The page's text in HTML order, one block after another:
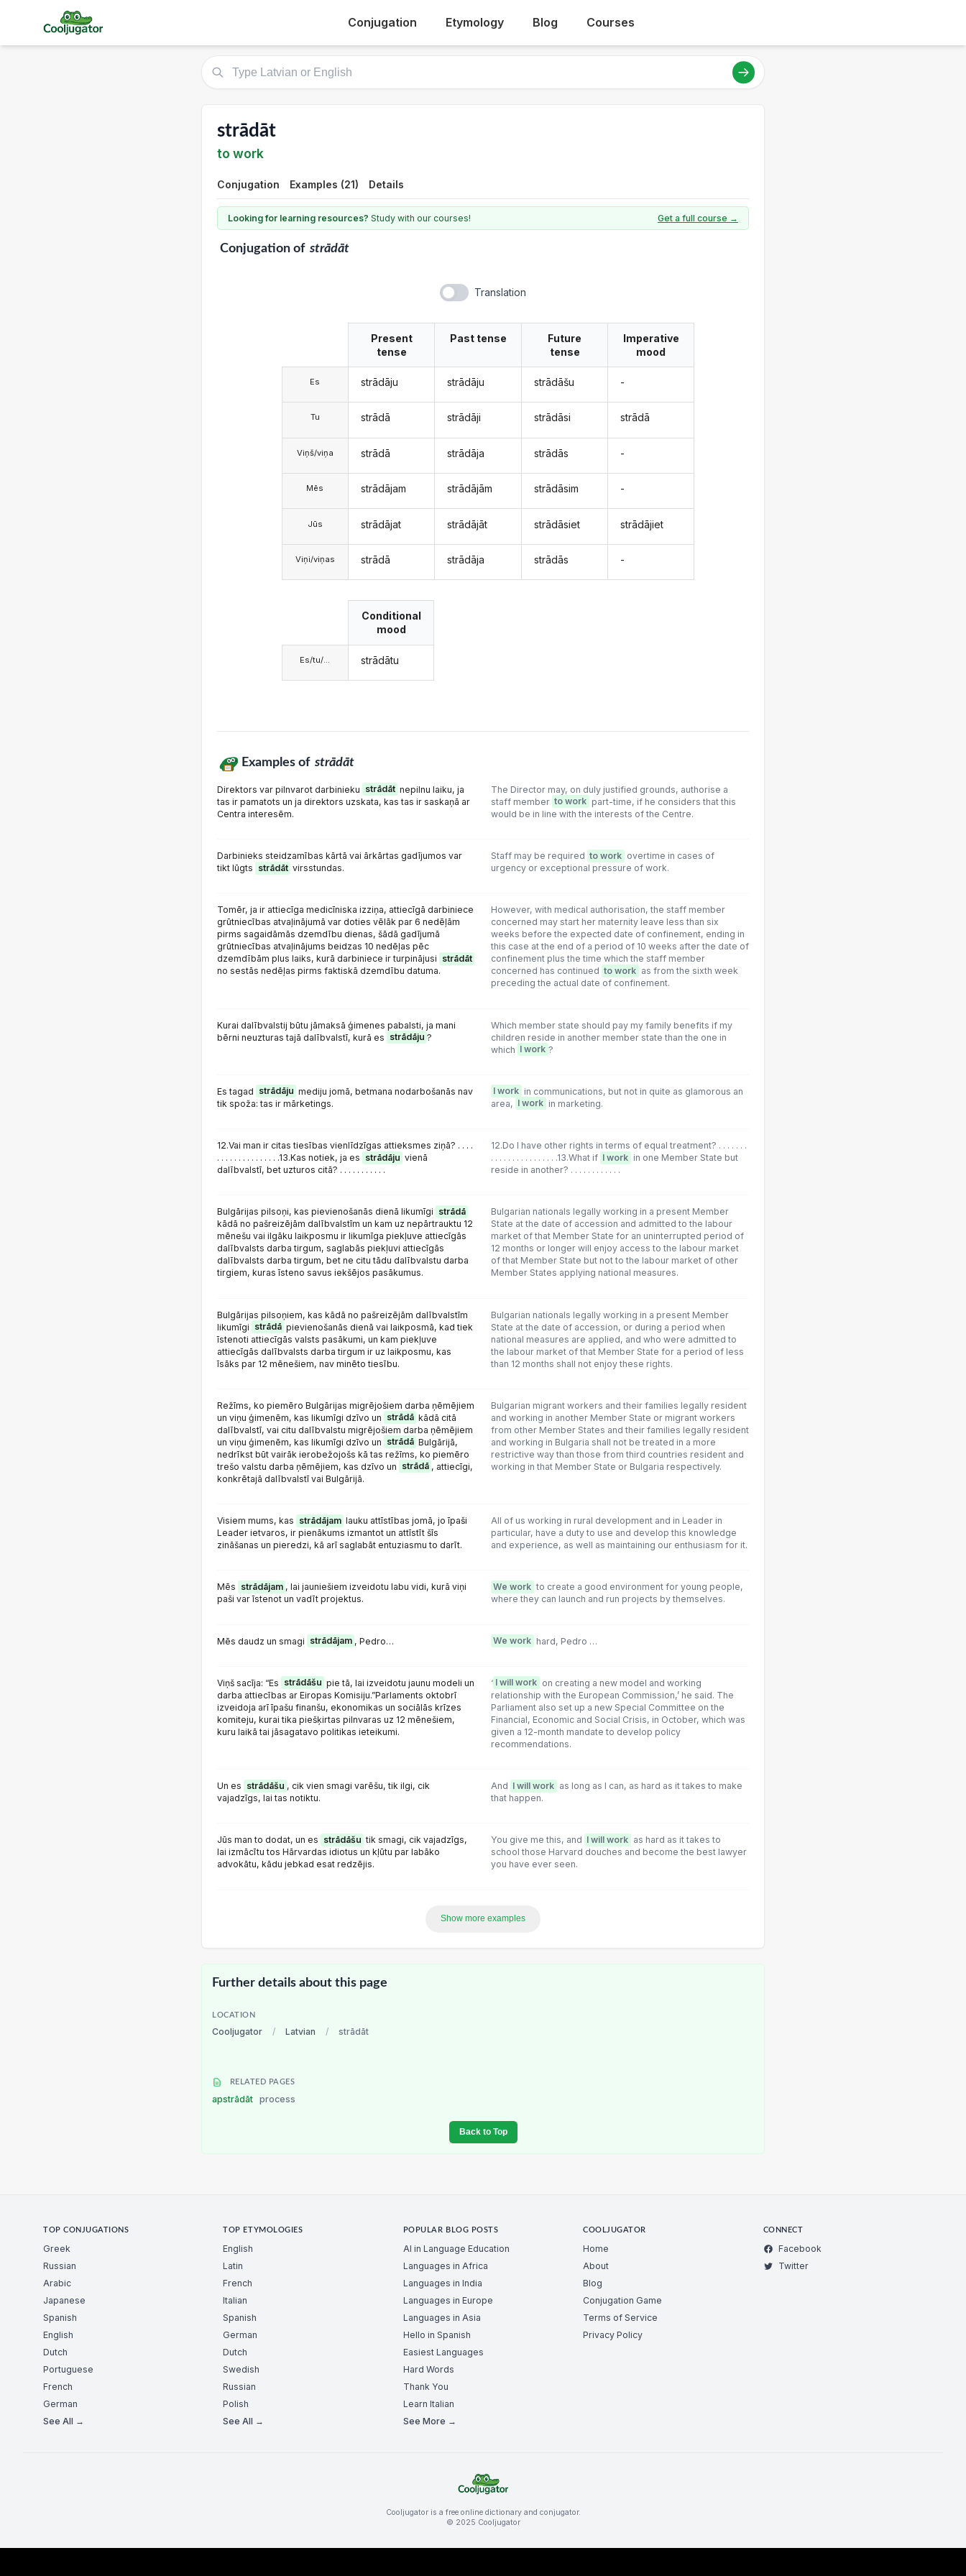
Conjugation Etymology Blog Courses
strādāt
to work
Conjugation Examples (21) Details
Looking for learning resources? Study with our courses! Get a full course →
Conjugationof strādāt
Translation
Es
Tu
Viņš/viņa
Mēs
Jūs
Viņi/viņas
Present
tense
strādāju
strādā
strādā
strādājam
strādājat
strādā
Past tense
strādāju
strādāji
strādāja
strādājām
strādājāt
strādāja
Future
tense
strādāšu
strādāsi
strādās
strādāsim
strādāsiet
strādās
Imperative
mood
-
strādā
-
-
strādājiet
-
Es/tu/...
Conditional
mood
strādātu
Examples of strādāt
Direktors var pilnvarot darbinieku strādāt nepilnu laiku, ja
tas ir pamatots un ja direktors uzskata, kas tas ir saskaņā ar
Centra interesēm.
The Director may, on duly justified grounds, authorise a
staff member to work part-time, if he considers that this
would be in line with the interests of the Centre.
Darbinieks steidzamības kārtā vai ārkārtas gadījumos var
tikt lūgts strādāt virsstundas.
Staff may be required to work overtime in cases of
urgency or exceptional pressure of work.
Tomēr, ja ir attiecīga medicīniska izziņa, attiecīgā darbiniece
grūtniecības atvaļinājumā var doties vēlāk par 6 nedēļām
pirms sagaidāmās dzemdību dienas, šādā gadījumā
grūtniecības atvaļinājums beidzas 10 nedēļas pēc
dzemdībām plus laiks, kurā darbiniece ir turpinājusi strādāt
no sestās nedēļas pirms faktiskā dzemdību datuma.
However, with medical authorisation, the staff member
concerned may start her maternity leave less than six
weeks before the expected date of confinement, ending in
this case at the end of a period of 10 weeks after the date of
confinement plus the time which the staff member
concerned has continued to work as from the sixth week
preceding the actual date of confinement.
Kurai dalībvalstij būtu jāmaksā ģimenes pabalsti, ja mani
bērni neuzturas tajā dalībvalstī, kurā es strādāju ?
Which member state should pay my family benefits if my
children reside in another member state than the one in
which I work ?
Es tagad strādāju mediju jomā, betmana nodarbošanās nav
tik spoža: tas ir mārketings.
I work in communications, but not in quite as glamorous an
area,
I work in marketing.
12.Vai man ir citas tiesības vienlīdzīgas attieksmes ziņā? . . . .
. . . . . . . . . . . . . . .13.Kas notiek, ja es strādāju vienā
dalībvalstī, bet uzturos citā? . . . . . . . . . . .
12.Do I have other rights in terms of equal treatment? . . . . . . .
. . . . . . . . . . . . . . . .13.What if I work in one Member State but
reside in another? . . . . . . . . . . . .
Bulgārijas pilsoņi, kas pievienošanās dienā likumīgi strādā
kādā no pašreizējām dalībvalstīm un kam uz nepārtrauktu 12
mēnešu vai ilgāku laikposmu ir likumīga piekļuve attiecīgās
dalībvalsts darba tirgum, saglabās piekļuvi attiecīgās
dalībvalsts darba tirgum, bet ne citu tādu dalībvalstu darba
tirgiem, kuras īsteno savus iekšējos pasākumus.
Bulgarian nationals legally working in a present Member
State at the date of accession and admitted to the labour
market of that Member State for an uninterrupted period of
12 months or longer will enjoy access to the labour market
of that Member State but not to the labour market of other
Member States applying national measures.
Bulgārijas pilsoņiem, kas kādā no pašreizējām dalībvalstīm
likumīgi strādā pievienošanās dienā vai laikposmā, kad tiek
īstenoti attiecīgās valsts pasākumi, un kam piekļuve
attiecīgās dalībvalsts darba tirgum ir uz laikposmu, kas
īsāks par 12 mēnešiem, nav minēto tiesību.
Bulgarian nationals legally working in a present Member
State at the date of accession, or during a period when
national measures are applied, and who were admitted to
the labour market of that Member State for a period of less
than 12 months shall not enjoy these rights.
Režīms, ko piemēro Bulgārijas migrējošiem darba ņēmējiem
un viņu ģimenēm, kas likumīgi dzīvo un strādā kādā citā
dalībvalstī, vai citu dalībvalstu migrējošiem darba ņēmējiem
un viņu ģimenēm, kas likumīgi dzīvo un strādā Bulgārijā,
nedrīkst būt vairāk ierobežojošs kā tas režīms, ko piemēro
trešo valstu darba ņēmējiem, kas dzīvo un strādā , attiecīgi,
konkrētajā dalībvalstī vai Bulgārijā.
Bulgarian migrant workers and their families legally resident
and working in another Member State or migrant workers
from other Member States and their families legally resident
and working in Bulgaria shall not be treated in a more
restrictive way than those from third countries resident and
working in that Member State or Bulgaria respectively.
Visiem mums, kas strādājam lauku attīstības jomā, jo īpaši
Leader ietvaros, ir pienākums izmantot un attīstīt šīs
zināšanas un pieredzi, kā arī saglabāt entuziasmu to darīt.
All of us working in rural development and in Leader in
particular, have a duty to use and develop this knowledge
and experience, as well as maintaining our enthusiasm for it.
Mēs strādājam , lai jauniešiem izveidotu labu vidi, kurā viņi
paši var īstenot un vadīt projektus.
We work to create a good environment for young people,
where they can launch and run projects by themselves.
Mēs daudz un smagi strādājam , Pedro… We work hard, Pedro …
Viņš sacīja: “Es strādāšu pie tā, lai izveidotu jaunu modeli un
darba attiecības ar Eiropas Komisiju.”Parlaments oktobrī
izveidoja arī īpašu finanšu, ekonomikas un sociālās krīzes
komiteju, kurai tika piešķirtas pilnvaras uz 12 mēnešiem,
kuru laikā tai jāsagatavo politikas ieteikumi.
‘ I will work on creating a new model and working
relationship with the European Commission,’ he said. The
Parliament also set up a new Special Committee on the
Financial, Economic and Social Crisis, in October, which was
given a 12-month mandate to develop policy
recommendations.
Un es strādāšu , cik vien smagi varēšu, tik ilgi, cik
vajadzīgs, lai tas notiktu.
And I will work as long as I can, as hard as it takes to make
that happen.
Jūs man to dodat, un es strādāšu tik smagi, cik vajadzīgs,
lai izmācītu tos Hārvardas idiotus un kļūtu par labāko
advokātu, kādu jebkad esat redzējis.
You give me this, and I will work as hard as it takes to
school those Harvard douches and become the best lawyer
you have ever seen.
Show more examples
Further details about this page
LOCATION
Cooljugator / Latvian / strādāt
RELATED PAGES
apstrādāt process
Back to Top
TOP CONJUGATIONS
Greek
Russian
Arabic
Japanese
Spanish
English
Dutch
Portuguese
French
German
See All →
TOP ETYMOLOGIES
English
Latin
French
Italian
Spanish
German
Dutch
Swedish
Russian
Polish
See All →
POPULAR BLOG POSTS
AI in Language Education
Languages in Africa
Languages in India
Languages in Europe
Languages in Asia
Hello in Spanish
Easiest Languages
Hard Words
Thank You
Learn Italian
See More →
COOLJUGATOR
Home
About
Blog
Conjugation Game
Terms of Service
Privacy Policy
CONNECT
Facebook
Twitter
Cooljugator is a free online dictionary and conjugator.
© 2025 Cooljugator